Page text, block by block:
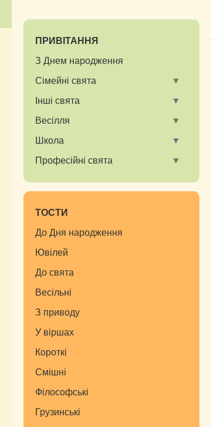
ПРИВІТАННЯ
З Днем народження
Сімейні свята
Інші свята
Весілля
Школа
Професійні свята
ТОСТИ
До Дня народження
Ювілей
До свята
Весільні
З приводу
У віршах
Короткі
Смішні
Філософські
Грузинські